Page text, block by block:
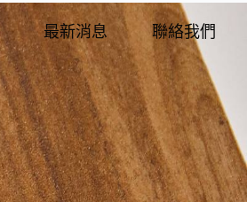
最新消息 聯絡我們